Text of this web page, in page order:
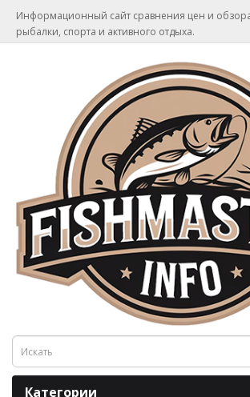
Информационный сайт сравнения цен и
рыбалки, спорта и активного отдыха.
Категории